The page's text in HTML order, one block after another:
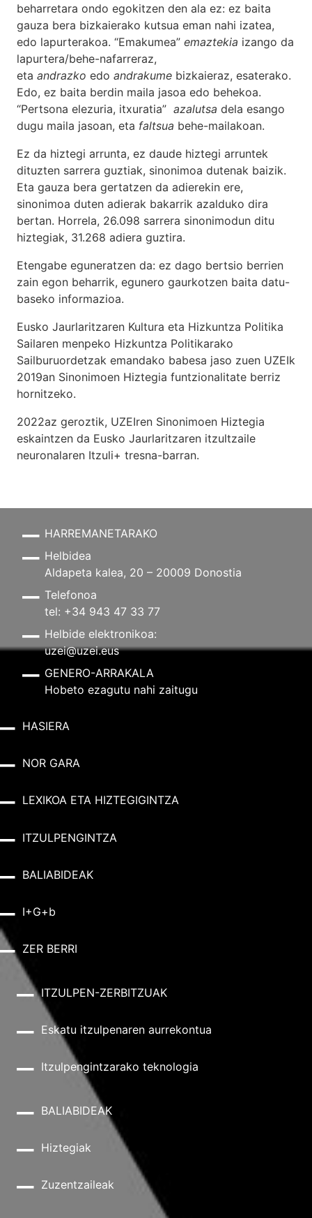
beharretara ondo egokitzen den ala ez: ez baita
gauza bera bizkaierako kutsua eman nahi izatea,
edo lapurterakoa. “Emakumea” emaztekia izango da
lapurtera/behe-nafarreraz,
eta andrazko edo andrakume bizkaieraz, esaterako.
Edo, ez baita berdin maila jasoa edo behekoa.
“Pertsona elezuria, itxuratia” azalutsa dela esango
dugu maila jasoan, eta faltsua behe-mailakoan.
Ez da hiztegi arrunta, ez daude hiztegi arruntek
dituzten sarrera guztiak, sinonimoa dutenak baizik.
Eta gauza bera gertatzen da adierekin ere,
sinonimoa duten adierak bakarrik azalduko dira
bertan. Horrela, 26.098 sarrera sinonimodun ditu
hiztegiak, 31.268 adiera guztira.
Etengabe eguneratzen da: ez dago bertsio berrien
zain egon beharrik, egunero gaurkotzen baita datu-
baseko informazioa.
Eusko Jaurlaritzaren Kultura eta Hizkuntza Politika
Sailaren menpeko Hizkuntza Politikarako
Sailburuordetzak emandako babesa jaso zuen UZEIk
2019an Sinonimoen Hiztegia funtzionalitate berriz
hornitzeko.
2022az geroztik, UZEIren Sinonimoen Hiztegia
eskaintzen da Eusko Jaurlaritzaren itzultzaile
neuronalaren Itzuli+ tresna-barran.
HARREMANETARAKO
Helbidea
Aldapeta kalea, 20 – 20009 Donostia
Telefonoa
tel: +34 943 47 33 77
Helbide elektronikoa:
uzei@uzei.eus
GENERO-ARRAKALA
Hobeto ezagutu nahi zaitugu
HASIERA
NOR GARA
LEXIKOA ETA HIZTEGIGINTZA
ITZULPENGINTZA
BALIABIDEAK
I+G+b
ZER BERRI
ITZULPEN-ZERBITZUAK
Eskatu itzulpenaren aurrekontua
Itzulpengintzarako teknologia
BALIABIDEAK
Hiztegiak
Zuzentzaileak